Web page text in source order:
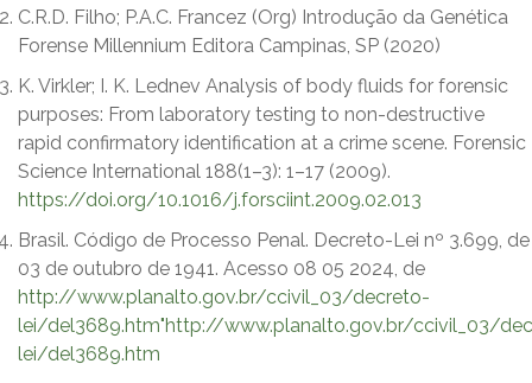
C.R.D. Filho; P.A.C. Francez (Org) Introdução da Genética
Forense Millennium Editora Campinas, SP (2020)
K. Virkler; I. K. Lednev Analysis of body fluids for forensic
purposes: From laboratory testing to non-destructive
rapid confirmatory identification at a crime scene. Forensic
Science International 188(1–3): 1–17 (2009).
https://doi.org/10.1016/j.forsciint.2009.02.013
Brasil. Código de Processo Penal. Decreto-Lei nº 3.699, de
03 de outubro de 1941. Acesso 08 05 2024, de
http://www.planalto.gov.br/ccivil_03/decreto-
lei/del3689.htm"http://www.planalto.gov.br/ccivil_03/
lei/del3689.htm